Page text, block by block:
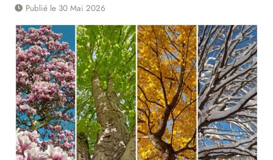
Publié le 30 Mai 2026